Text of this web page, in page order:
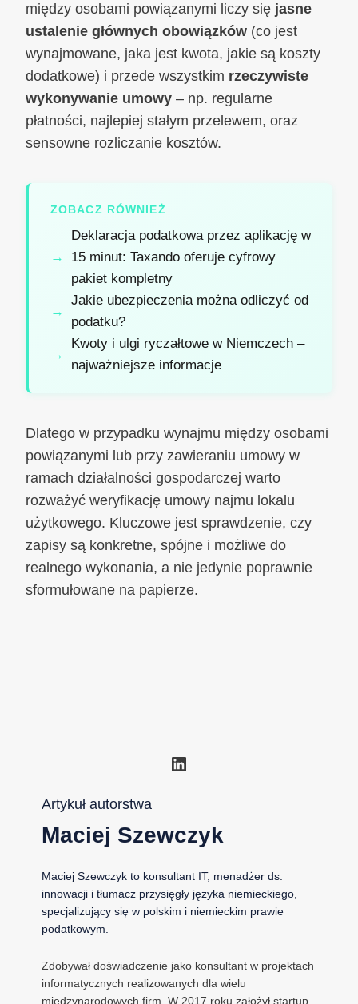
między osobami powiązanymi liczy się jasne
ustalenie głównych obowiązków (co jest
wynajmowane, jaka jest kwota, jakie są koszty
dodatkowe) i przede wszystkim rzeczywiste
wykonywanie umowy – np. regularne
płatności, najlepiej stałym przelewem, oraz
sensowne rozliczanie kosztów.
ZOBACZ RÓWNIEŻ
Deklaracja podatkowa przez aplikację w
15 minut: Taxando oferuje cyfrowy
pakiet kompletny
Jakie ubezpieczenia można odliczyć od
podatku?
Kwoty i ulgi ryczałtowe w Niemczech –
najważniejsze informacje
Dlatego w przypadku wynajmu między osobami
powiązanymi lub przy zawieraniu umowy w
ramach działalności gospodarczej warto
rozważyć weryfikację umowy najmu lokalu
użytkowego. Kluczowe jest sprawdzenie, czy
zapisy są konkretne, spójne i możliwe do
realnego wykonania, a nie jedynie poprawnie
sformułowane na papierze.
LinkedIn
Artykuł autorstwa
Maciej Szewczyk
Maciej Szewczyk to konsultant IT, menadżer ds.
innowacji i tłumacz przysięgły języka niemieckiego,
specjalizujący się w polskim i niemieckim prawie
podatkowym.
Zdobywał doświadczenie jako konsultant w projektach
informatycznych realizowanych dla wielu
międzynarodowych firm. W 2017 roku założył startup